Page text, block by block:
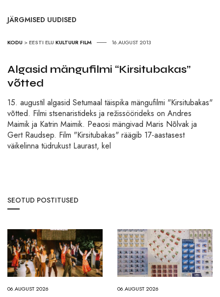
JÄRGMISED UUDISED
KODU >EESTI ELU KULTUURFILM 16.AUGUST 2013
Algasid mängufilmi “Kirsitubakas”
võtted
15. augustil algasid Setumaal täispika mängufilmi "Kirsitubakas"
võtted. Filmi stsenaristideks ja režissöörideks on Andres
Maimik ja Katrin Maimik. Peaosi mängivad Maris Nõlvak ja
Gert Raudsep. Film "Kirsitubakas" räägib 17-aastasest
väikelinna tüdrukust Laurast, kel
SEOTUD POSTITUSED
06.AUGUST 2026 06.AUGUST 2026